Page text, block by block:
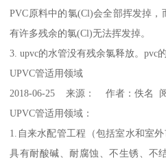
PVC原料中的氯(Cl)会全部挥发掉，
有许多残余的氯(Cl)无法挥发掉。
3. upvc的水管没有残余氯释放。pvc
UPVC管适用领域
2018-06-25 来源： 作者：佚名 阅
UPVC管适用领域：
1.自来水配管工程（包括室水和室
具有耐酸碱、耐腐蚀、不生锈、不